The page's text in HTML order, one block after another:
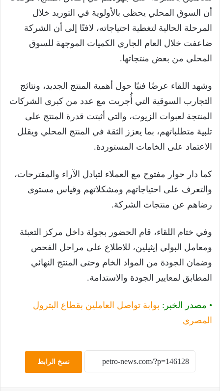
أن السوق المحلي يحظى بالأولوية في التوريد خلال
المرحلة الحالية لتغطية احتياجاته، لافتًا إلى أن الشركة
ضاعفت خلال العام الجاري الكميات الموجهة للسوق
المحلي من بعض منتجاتها.
وشهد اللقاء عرضًا فنيًا حول أهمية المنتج الجديد، ونتائج
التجارب السوقية التي أُجريت مع عدد من كبرى الشركات
المنتجة لعبوات الزيوت، والتي أثبتت قدرة المنتج على
تلبية متطلباتهم، بما يعزز الثقة في المنتج المحلي ويقلل
الاعتماد على الخامات المستوردة.
كما دار حوار مفتوح مع العملاء لتبادل الآراء والمقترحات،
والتعرف على احتياجاتهم ومشكلاتهم وقياس مستوى
رضاهم عن منتجات الشركة.
وفي ختام اللقاء، قام الحضور بجولة داخل مركز التعبئة
ومعامل البولي إيثيلين، للاطلاع على مراحل الفحص
وضمان الجودة من المواد الخام وحتى المنتج النهائي
المطابق لمعايير الجودة والاستدامة.
• مصدر الخبر: بوابة تواصل العاملين بقطاع البترول
المصري
نسخ الرابط